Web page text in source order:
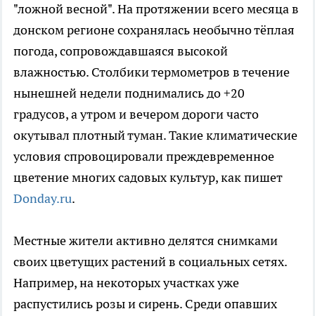
"ложной весной". На протяжении всего месяца в
донском регионе сохранялась необычно тёплая
погода, сопровождавшаяся высокой
влажностью. Столбики термометров в течение
нынешней недели поднимались до +20
градусов, а утром и вечером дороги часто
окутывал плотный туман. Такие климатические
условия спровоцировали преждевременное
цветение многих садовых культур, как пишет
Donday.ru.
Местные жители активно делятся снимками
своих цветущих растений в социальных сетях.
Например, на некоторых участках уже
распустились розы и сирень. Среди опавших